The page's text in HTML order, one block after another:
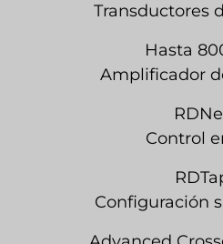
Transductores
Hasta
Amplificador
Control
Configuración